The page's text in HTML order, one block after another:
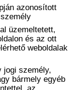
azonosított
üzemeltetett,
és az ott
weboldalak
jogi személy,
bármely egyéb